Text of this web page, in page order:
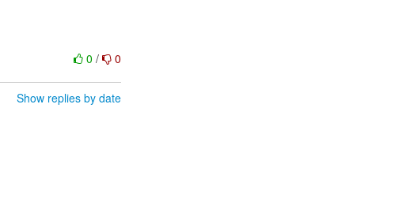
0/ 0
Show replies by date